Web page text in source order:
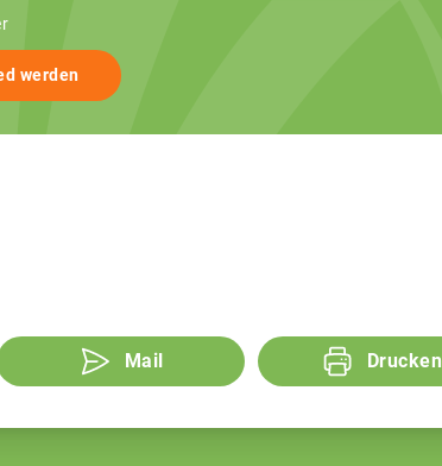
werden
Mail Drucken